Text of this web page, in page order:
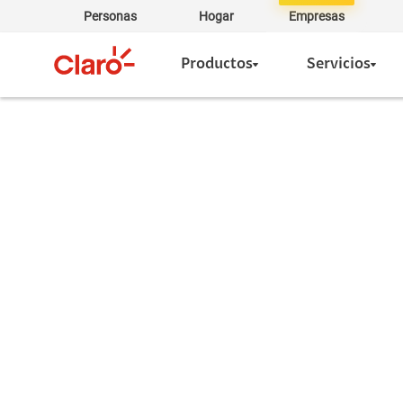
Personas Hogar Empresas
Productos Servicios